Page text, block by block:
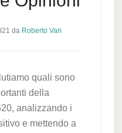
da Roberto Vari
quali sono
della
analizzando i
e mettendo a